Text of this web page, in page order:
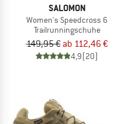
SALOMON
Women's Speedcross 6
Trailrunningschuhe
149,95 € ab 112,46 €
4,9(20)